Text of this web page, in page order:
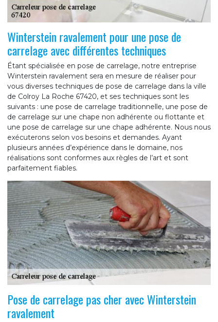
Winterstein ravalement pour une pose de
carrelage avec différentes techniques
Étant spécialisée en pose de carrelage, notre entreprise
Winterstein ravalement sera en mesure de réaliser pour
vous diverses techniques de pose de carrelage dans la ville
de Colroy La Roche 67420, et ses techniques sont les
suivants : une pose de carrelage traditionnelle, une pose de
de carrelage sur une chape non adhérente ou flottante et
une pose de carrelage sur une chape adhérente. Nous nous
exécuterons selon vos besoins et demandes. Ayant
plusieurs années d’expérience dans le domaine, nos
réalisations sont conformes aux règles de l’art et sont
parfaitement fiables.
Pose de carrelage pas cher avec Winterstein
ravalement